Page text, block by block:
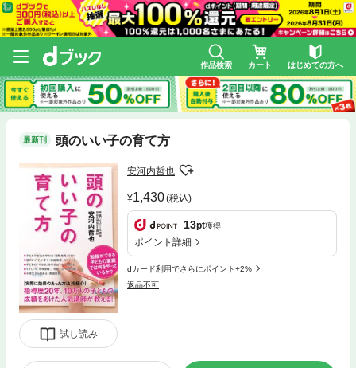
作品検索 カート はじめての方へ
最新刊 頭のいい子の育て方
試し読み
安河内哲也
1,430(税込)
13pt獲得
ポイント詳細
dカード利用でさらにポイント+2%
返品不可